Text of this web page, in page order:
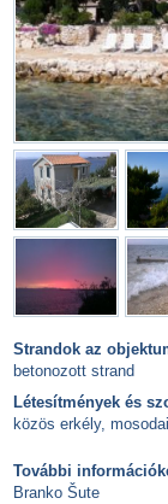
Strandok az
betonozott strand
Létesítmények és
közös erkély,
További
Branko Šute